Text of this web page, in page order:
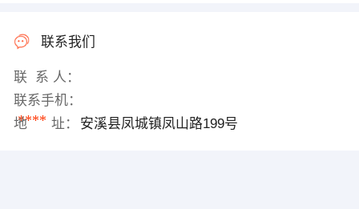
联系我们
联 系 人：
联系手机：
****
地 址： 安溪县凤城镇凤山路199号